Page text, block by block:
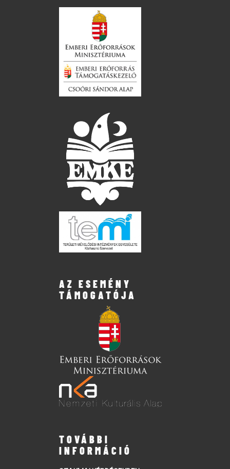
AZ ESEMÉNY
TÁMOGATÓJA
TOVÁBBI
INFORMÁCIÓ